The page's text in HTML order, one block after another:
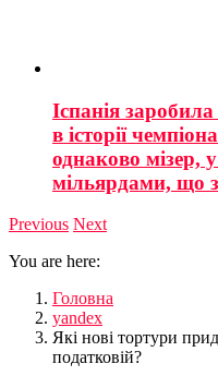
Іспанія
в історії
однаково мізер,
мільярдами, що
Previous Next
You are here:
Головна
yandex
Які нові тортури
податковій?